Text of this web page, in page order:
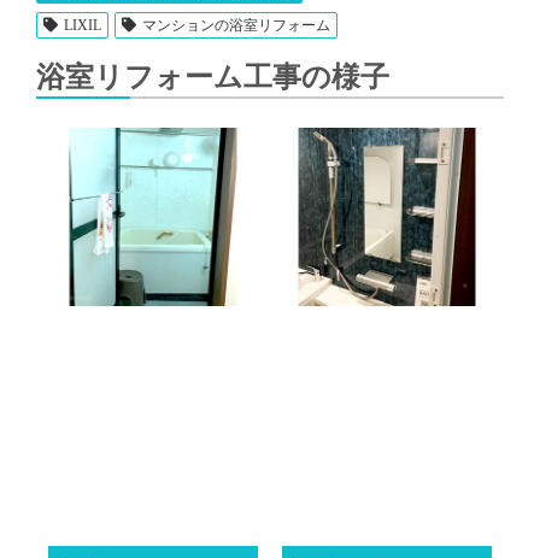
LIXIL マンションの浴室リフォーム
浴室リフォーム工事の様子